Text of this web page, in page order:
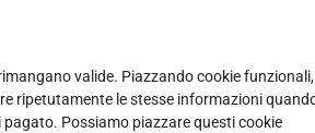
valide. Piazzando cookie funzionali,
ripetutamente le stesse informazioni
Possiamo piazzare questi cookie